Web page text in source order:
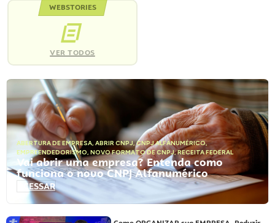
WEBSTORIES
VER TODOS
ABERTURA DE EMPRESA, ABRIR CNPJ,CNPJ ALFANUMÉRICO,
EMPREENDEDORISMO, NOVO FORMATO DE CNPJ,RECEITA FEDERAL
Vai abrir uma empresa? Entenda como
funciona o novo CNPJ Alfanumérico
ACESSAR